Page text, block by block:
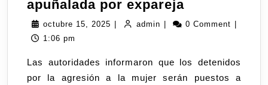
apuñalada por expareja
octubre 15, 2025 admin 0 Comment
1:06 pm
Las autoridades informaron que los detenidos
por la agresión a la mujer serán puestos a